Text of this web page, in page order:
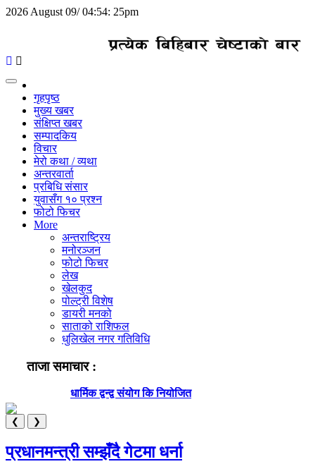
2026 August 09/ 04:54: 25pm
Toggle
navigation
गृहपृष्ठ
मुख्य खबर
संक्षिप्त खबर
सम्पादकिय
विचार
मेरो कथा / व्यथा
अन्तरवार्ता
प्रबिधि संसार
युवासँग १० प्रश्न
फोटो फिचर
More
अन्तराष्ट्रिय
मनोरञ्जन
फोटो फिचर
लेख
खेलकुद
पोल्ट्री विशेष
डायरी मनको
साताको राशिफल
धुलिखेल नगर गतिविधि
ताजा समाचार :
धार्मिक द्वन्द्व संयोग कि नियोजित
❮ ❯
प्रधानमन्त्री सम्झँदै गेटमा धर्ना